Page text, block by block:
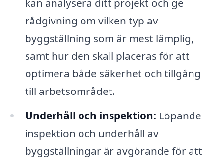
kan analysera ditt projekt och ge
rådgivning om vilken typ av
byggställning som är mest lämplig,
samt hur den skall placeras för att
optimera både säkerhet och tillgång
till arbetsområdet.
Underhåll och inspektion: Löpande
inspektion och underhåll av
byggställningar är avgörande för att